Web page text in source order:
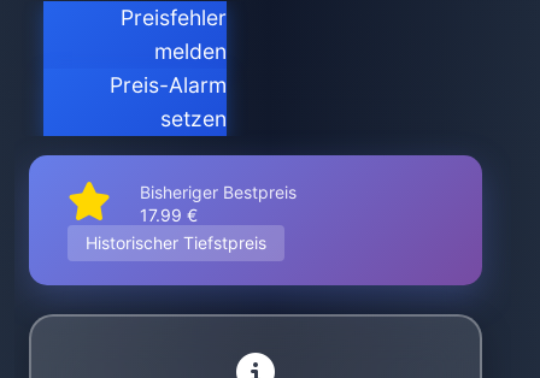
Preisfehler
melden
Preis-Alarm
setzen
Bisheriger Bestpreis
17.99 €
Historischer Tiefstpreis